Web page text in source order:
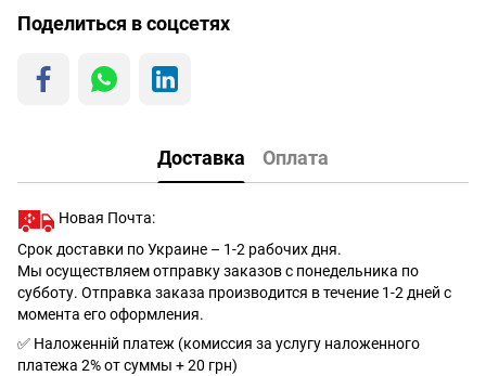
Поделиться в соцсетях
Доставка Оплата
Новая Почта:
Срок доставки по Украине – 1-2 рабочих дня.
Мы осуществляем отправку заказов с понедельника по
субботу. Отправка заказа производится в течение 1-2 дней с
момента его оформления.
✅ Наложенній платеж (комиссия за услугу наложенного
платежа 2% от суммы + 20 грн)